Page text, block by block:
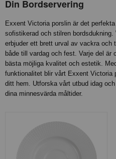
Din Bordservering
Exxent Victoria porslin är det
sofistikerad och stilren
erbjuder ett brett urval av vackra och
både till vardag och fest. Varje del
bästa möjliga kvalitet och estetik.
funktionalitet blir vårt Exxent Victoria
ditt hem. Utforska vårt utbud idag
dina minnesvärda måltider.